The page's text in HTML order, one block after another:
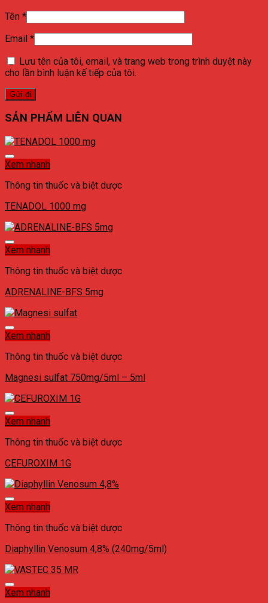
Tên *
Email *
Lưu tên của tôi, email, và trang web trong trình duyệt này
cho lần bình luận kế tiếp của tôi.
SẢN PHẨM LIÊN QUAN
Xem nhanh
Thông tin thuốc và biệt dược
TENADOL 1000 mg
Xem nhanh
Thông tin thuốc và biệt dược
ADRENALINE-BFS 5mg
Xem nhanh
Thông tin thuốc và biệt dược
Magnesi sulfat 750mg/5ml – 5ml
Xem nhanh
Thông tin thuốc và biệt dược
CEFUROXIM 1G
Xem nhanh
Thông tin thuốc và biệt dược
Diaphyllin Venosum 4,8% (240mg/5ml)
Xem nhanh